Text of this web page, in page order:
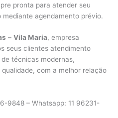
pronta para atender seu
agendamento prévio.
–Vila Maria, empresa
seus clientes atendimento
técnicas modernas,
com a melhor relação
9848 – Whatsapp: 11 96231-